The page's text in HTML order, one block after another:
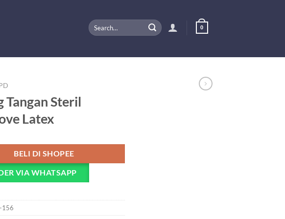
Search
for:
0
Tangan Steril
Latex
BELI DI SHOPEE
VIA WHATSAPP
156